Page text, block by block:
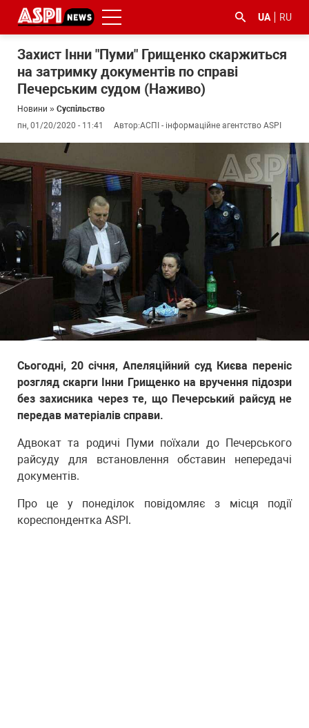
UA RU
Захист Інни "Пуми" Грищенко скаржиться
на затримку документів по справі
Печерським судом (Наживо)
Новини » Суспільство
пн, 01/20/2020 - 11:41
Автор:АСПІ - інформаційне агентство ASPI
Сьогодні, 20 січня, Апеляційний суд Києва переніс
розгляд скарги Інни Грищенко на вручення підозри
без захисника через те, що Печерський райсуд не
передав матеріалів справи.
Адвокат та родичі Пуми поїхали до Печерського
райсуду для встановлення обставин непередачі
документів.
Про це у понеділок повідомляє з місця події
кореспондентка ASPI.
#ООС
#боротьба
з
корупцією
#коронавірус